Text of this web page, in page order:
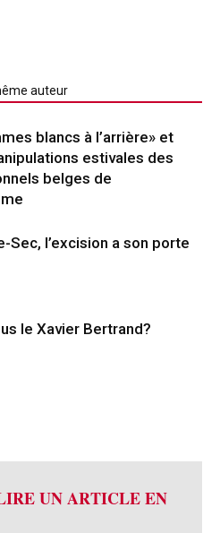
auteur
blancs à l’arrière» et
estivales des
belges de
Sec, l’excision a son porte
le Xavier Bertrand?
UN ARTICLE EN